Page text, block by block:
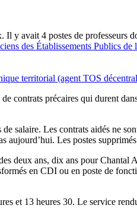
y avait 4 postes de professeurs
des Établissements Publics
territorial (agent TOS
contrats précaires qui durent
salaire. Les contrats aidés ne
aujourd’hui. Les postes
deux ans, dix ans pour
en CDI ou en poste de
et 13 heures 30. Le service